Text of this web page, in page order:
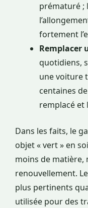
prématuré ;
fortement
Remplacer
quotidiens,
une voiture
centaines
remplacé et
Dans les faits, le
objet « vert » en
moins de matière,
renouvellement.
plus pertinents
utilisée pour des